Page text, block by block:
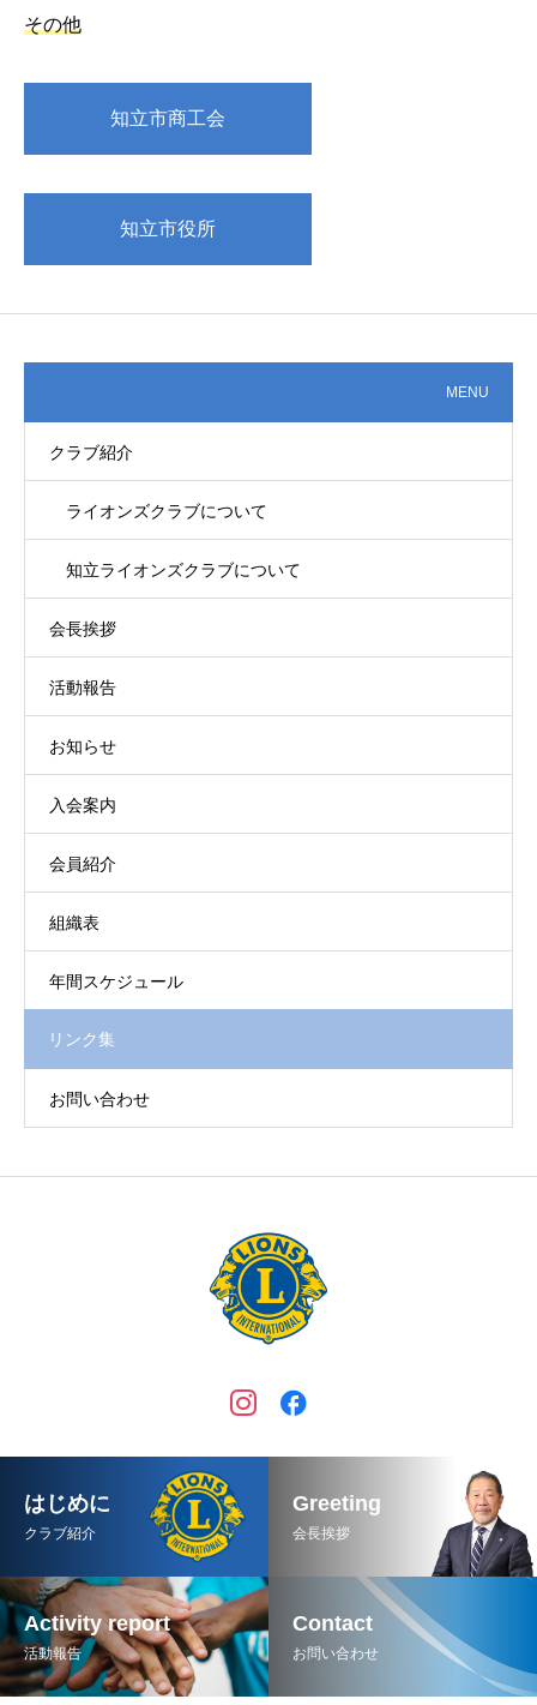
その他
知立市商工会
知立市役所
MENU
クラブ紹介
ライオンズクラブについて
知立ライオンズクラブについて
会長挨拶
活動報告
お知らせ
入会案内
会員紹介
組織表
年間スケジュール
リンク集
お問い合わせ
はじめに
クラブ紹介
Greeting
会長挨拶
Activity report
活動報告
Contact
お問い合わせ